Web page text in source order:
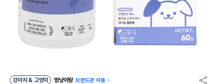
강아지 & 고양이 멍냥이랑 브랜드관 이동